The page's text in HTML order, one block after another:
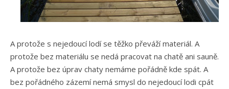
A protože s nejedoucí lodí se těžko převáží materiál. A
protože bez materiálu se nedá pracovat na chatě ani sauně.
A protože bez úprav chaty nemáme pořádně kde spát. A
bez pořádného zázemí nemá smysl do nejedoucí lodi cpát